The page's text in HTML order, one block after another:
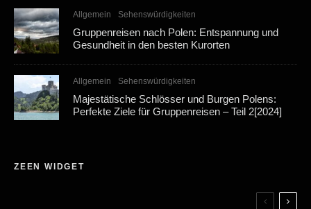
Allgemein Sehenswürdigkeiten
Gruppenreisen nach Polen: Entspannung und
Gesundheit in den besten Kurorten
Allgemein Sehenswürdigkeiten
Majestätische Schlösser und Burgen Polens:
Perfekte Ziele für Gruppenreisen – Teil 2[2024]
ZEEN WIDGET